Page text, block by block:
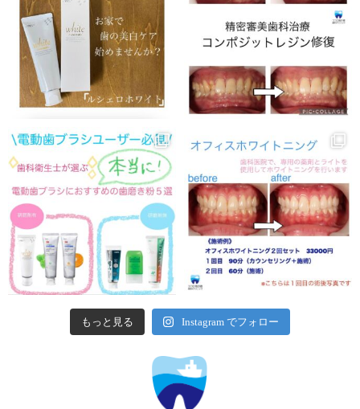
もっと見る Instagram でフォロー